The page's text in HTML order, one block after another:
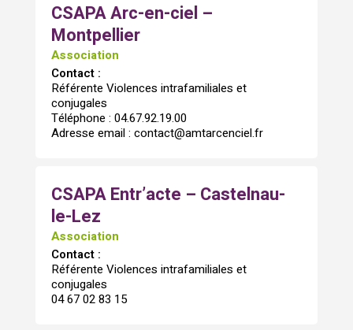
CSAPA Arc-en-ciel –
Montpellier
Association
Contact :
Référente Violences intrafamiliales et
conjugales
Téléphone : 04.67.92.19.00
Adresse email : contact@amtarcenciel.fr
CSAPA Entr’acte – Castelnau-
le-Lez
Association
Contact :
Référente Violences intrafamiliales et
conjugales
04 67 02 83 15